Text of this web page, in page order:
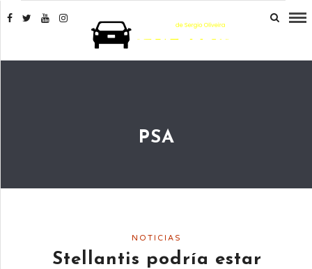
PSA
NOTICIAS
Stellantis podría estar